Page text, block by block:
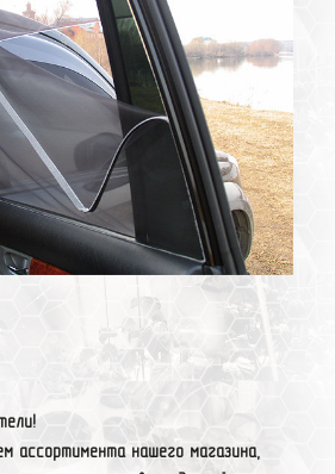
ассортимента нашего магазина,